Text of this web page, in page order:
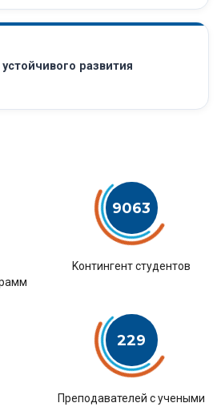
развития
9063
Kонтингент студентов
229
Преподавателей с учеными